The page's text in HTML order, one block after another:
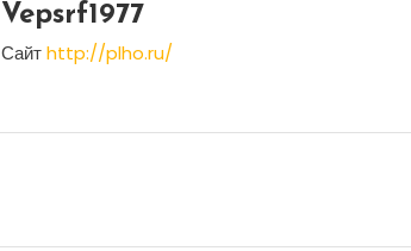
Vepsrf1977
Сайт http://plho.ru/